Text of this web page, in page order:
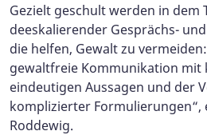
Gezielt geschult werden in dem
deeskalierender Gesprächs-
die helfen, Gewalt zu
gewaltfreie Kommunikation mit
eindeutigen Aussagen und der
komplizierter Formulierungen“,
Roddewig.